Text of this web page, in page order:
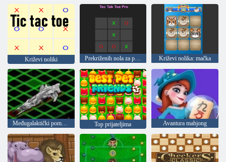
Križevi noliki Prekriženih nola za profesionalce Križevi nolika: mačka
Međugalaktički pomorske bitke Top prijateljima Avantura mahjong